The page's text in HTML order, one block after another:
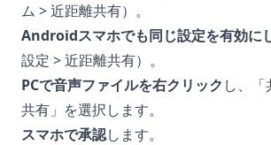
ム > 近距離共有）。
Androidスマホでも同じ設定を有効に
設定 > 近距離共有）。
PCで音声ファイルを右クリック し、
共有」を選択します。
スマホで承認します。